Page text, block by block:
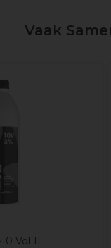
Vaak
Vol 1L